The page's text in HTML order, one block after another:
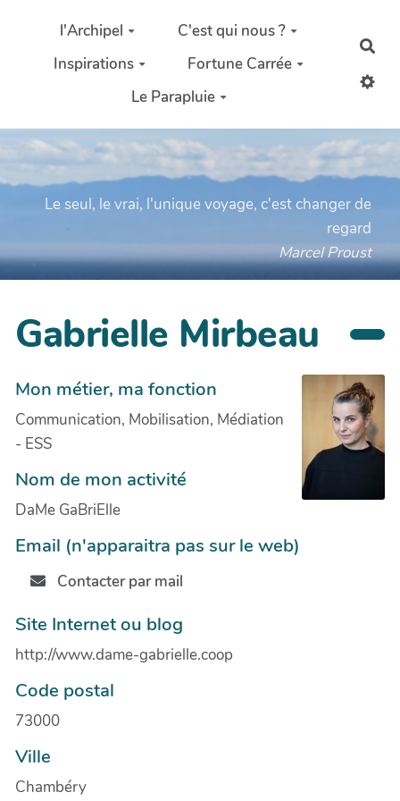
Aller au contenu principal
l'Archipel
C'est qui nous ?
Inspirations
Fortune Carrée
Le Parapluie
Le seul, le vrai, l'unique voyage, c'est changer de
regard
Marcel Proust
Gabrielle Mirbeau
Mon métier, ma fonction
Communication, Mobilisation, Médiation
- ESS
Nom de mon activité
DaMe GaBriElle
Email (n'apparaitra pas sur le web)
Contacter par mail
Site Internet ou blog
http://www.dame-gabrielle.coop
Code postal
73000
Ville
Chambéry